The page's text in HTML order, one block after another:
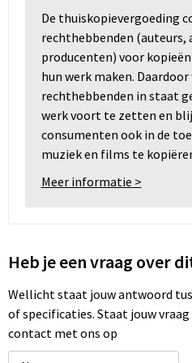
De thuiskopievergoeding
rechthebbenden (auteurs,
producenten) voor
hun werk maken. Daardoor
rechthebbenden in staat
werk voort te zetten en
consumenten ook in de
muziek en films te
Meer informatie >
Heb je een vraag over
Wellicht staat jouw antwoord
of specificaties. Staat jouw
contact met ons op